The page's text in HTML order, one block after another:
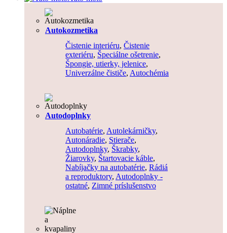
Autokozmetika
Čistenie interiéru, Čistenie
exteriéru, Špeciálne ošetrenie,
Špongie, utierky, jelenice,
Univerzálne čističe, Autochémia
Autodoplnky
Autobatérie, Autolekárničky,
Autonáradie, Stierače,
Autodoplnky, Škrabky,
Žiarovky, Štartovacie káble,
Nabíjačky na autobatérie, Rádiá
a reproduktory, Autodoplnky -
ostatné, Zimné príslušenstvo